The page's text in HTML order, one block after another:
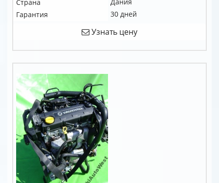
Страна
Гарантия
30 дней
Узнать цену